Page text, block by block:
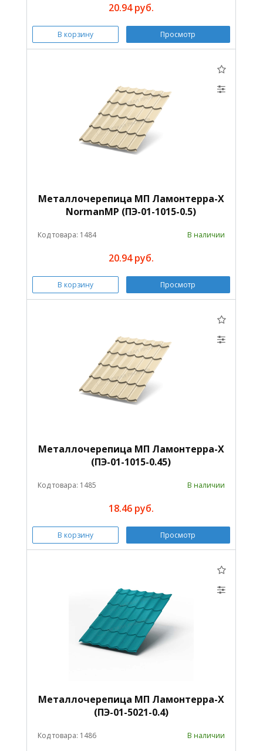
20.94 руб.
В корзину Просмотр
Металлочерепица МП Ламонтерра-X
NormanMP (ПЭ-01-1015-0.5)
Код товара: 1484 В наличии
20.94 руб.
В корзину Просмотр
Металлочерепица МП Ламонтерра-X
(ПЭ-01-1015-0.45)
Код товара: 1485 В наличии
18.46 руб.
В корзину Просмотр
Металлочерепица МП Ламонтерра-X
(ПЭ-01-5021-0.4)
Код товара: 1486 В наличии